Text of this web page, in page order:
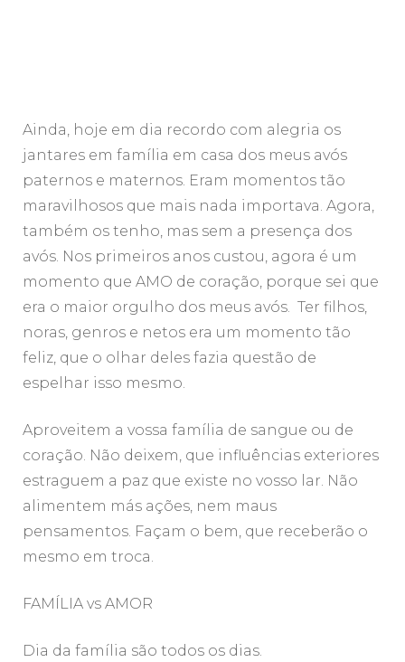
Ainda, hoje em dia recordo com alegria os
jantares em família em casa dos meus avós
paternos e maternos. Eram momentos tão
maravilhosos que mais nada importava. Agora,
também os tenho, mas sem a presença dos
avós. Nos primeiros anos custou, agora é um
momento que AMO de coração, porque sei que
era o maior orgulho dos meus avós. Ter filhos,
noras, genros e netos era um momento tão
feliz, que o olhar deles fazia questão de
espelhar isso mesmo.
Aproveitem a vossa família de sangue ou de
coração. Não deixem, que influências exteriores
estraguem a paz que existe no vosso lar. Não
alimentem más ações, nem maus
pensamentos. Façam o bem, que receberão o
mesmo em troca.
FAMÍLIA vs AMOR
Dia da família são todos os dias.